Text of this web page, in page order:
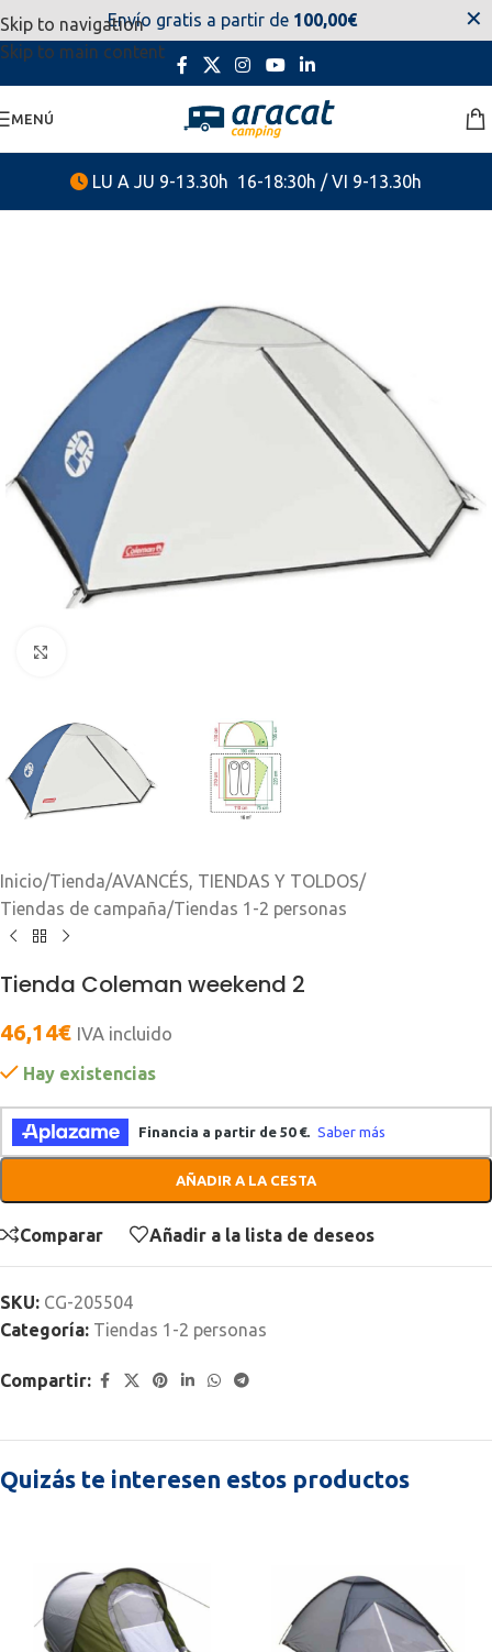
Skip to navigation
Skip to main content
estaremos disponibles. Disculpen las molestias.
MENÚ
LU A JU 9-13.30h 16-18:30h / VI 9-13.30h
Envío gratis a partir de 100,00€ ✕
Inicio/Tienda/AVANCÉS, TIENDAS Y TOLDOS/
Tiendas de campaña/Tiendas 1-2 personas
Tienda Coleman weekend 2
46,14€ IVA incluido
Hay existencias
AÑADIR A LA CESTA
Comparar Añadir a la lista de deseos
SKU: CG-205504
Categoría: Tiendas 1-2 personas
Compartir:
Quizás te interesen estos productos